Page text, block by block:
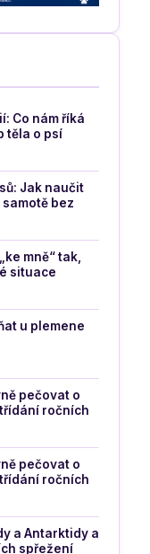
Co nám říká
těla o psí
Jak naučit
bez
mně“ tak,
situace
u plemene
pečovat o
ročních
pečovat o
ročních
a Antarktidy a
spřežení